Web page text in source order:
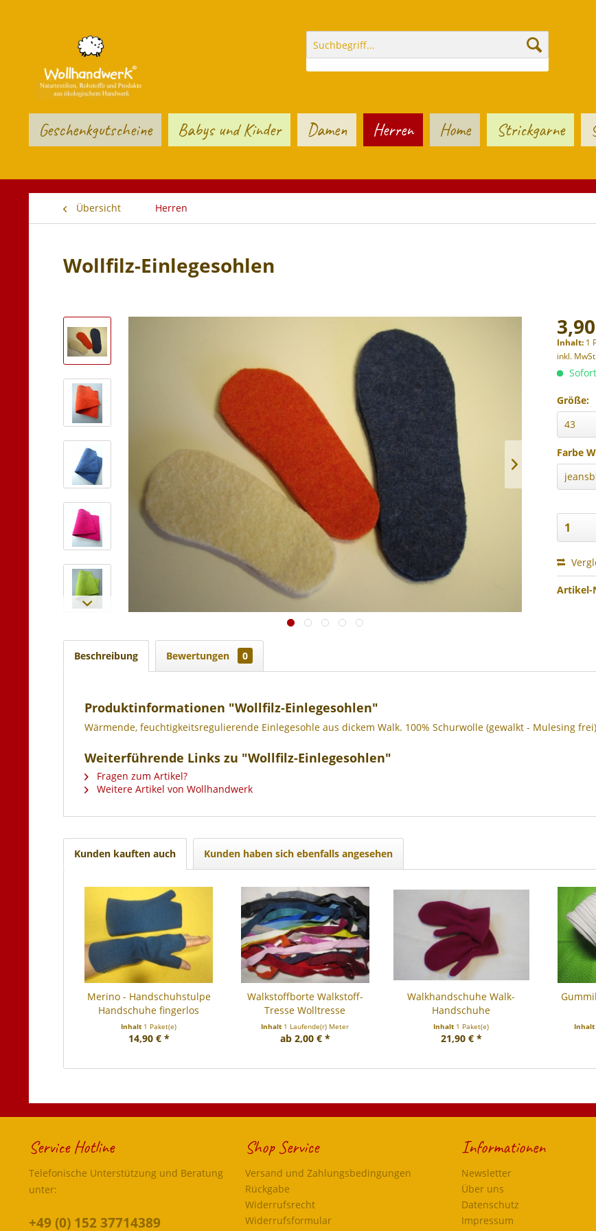
Geschenkgutscheine Babys und Kinder Damen Herren Home Strickgarne
Übersicht Herren
Wollfilz-Einlegesohlen
Inhalt: 1
inkl.
Größe:
Farbe
Artikel-
Beschreibung Bewertungen 0
Produktinformationen "Wollfilz-Einlegesohlen"
Wärmende, feuchtigkeitsregulierende Einlegesohle aus dickem Walk. 100% Schurwolle (gewalkt - Mulesing
Weiterführende Links zu "Wollfilz-Einlegesohlen"
Fragen zum Artikel?
Weitere Artikel von Wollhandwerk
Kunden kauften auch Kunden haben sich ebenfalls angesehen
Merino - Handschuhstulpe
Handschuhe fingerlos
Inhalt 1 Paket(e)
14,90 € *
Walkstoffborte Walkstoff-
Tresse Wolltresse
Inhalt 1 Laufende(r) Meter
ab 2,00 € *
Walkhandschuhe Walk-
Handschuhe
Inhalt 1 Paket(e)
21,90 € *
Inhalt
Service Hotline
Telefonische Unterstützung und Beratung
unter:
+49 (0) 152 37714389
Shop Service
Versand und Zahlungsbedingungen
Rückgabe
Widerrufsrecht
Widerrufsformular
Informationen
Newsletter
Über uns
Datenschutz
Impressum